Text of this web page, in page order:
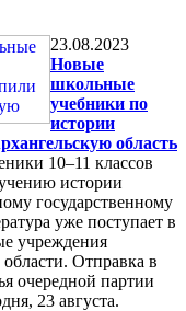
23.08.2023
Новые
школьные
учебники по
истории
область
10–11 классов
истории
государственному
уже поступает в
учреждения
Отправка в
очередной партии
23 августа.